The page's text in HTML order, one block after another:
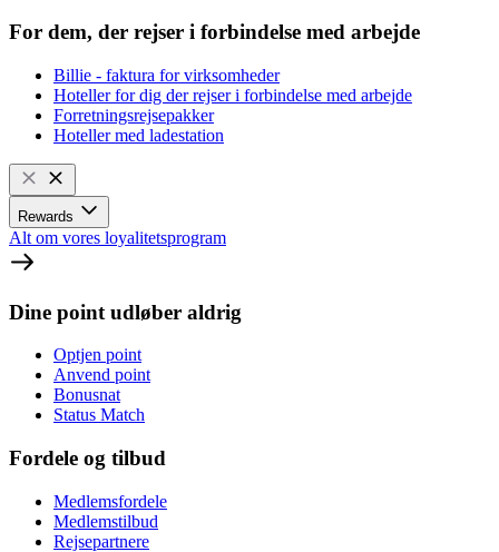
For dem, der rejser i forbindelse med arbejde
Billie - faktura for virksomheder
Hoteller for dig der rejser i forbindelse med arbejde
Forretningsrejsepakker
Hoteller med ladestation
Rewards
Alt om vores loyalitetsprogram
Dine point udløber aldrig
Optjen point
Anvend point
Bonusnat
Status Match
Fordele og tilbud
Medlemsfordele
Medlemstilbud
Rejsepartnere